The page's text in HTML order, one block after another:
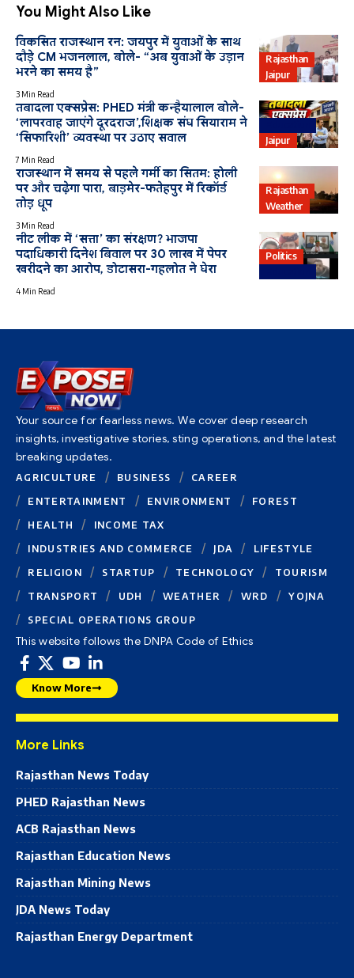
You Might Also Like
Rajasthan
Jaipur
विकसित राजस्थान रन: जयपुर में युवाओं के साथ
दौड़े CM भजनलाल, बोले- “अब युवाओं के उड़ान
भरने का समय है”
3 Min Read
Jaipur
तबादला एक्सप्रेस: PHED मंत्री कन्हैयालाल बोले-
‘लापरवाह जाएंगे दूरदराज’,शिक्षक संघ सियाराम ने
‘सिफारिशी’ व्यवस्था पर उठाए सवाल
7 Min Read
Rajasthan
Weather
राजस्थान में समय से पहले गर्मी का सितम: होली
पर और चढ़ेगा पारा, बाड़मेर-फतेहपुर में रिकॉर्ड
तोड़ धूप
3 Min Read
Politics
नीट लीक में ‘सत्ता’ का संरक्षण? भाजपा
पदाधिकारी दिनेश बिवाल पर 30 लाख में पेपर
खरीदने का आरोप, डोटासरा-गहलोत ने घेरा
4 Min Read
Your source for fearless news. We cover deep research
insights, investigative stories, sting operations, and the latest
breaking updates.
AGRICULTURE BUSINESS
CAREER
ENTERTAINMENT
ENVIRONMENT
FOREST
HEALTH
INCOME TAX
INDUSTRIES AND COMMERCE
JDA
LIFESTYLE
RELIGION
STARTUP TECHNOLOGY
TOURISM
TRANSPORT
UDH WEATHER WRD
YOJNA
SPECIAL OPERATIONS GROUP
This website follows the DNPA Code of Ethics
Know More
More Links
Rajasthan News Today
PHED Rajasthan News
ACB Rajasthan News
Rajasthan Education News
Rajasthan Mining News
JDA News Today
Rajasthan Energy Department